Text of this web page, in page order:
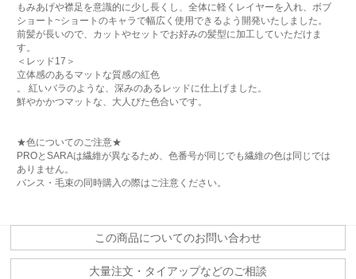
もみあげや襟足を意識的に少し長くし、全体に軽くレイヤーを入れ、ボブ
ショート~ショートのキャラで幅広く使用できるよう開発いたしました。
前髪が長いので、カットやセットでお好みの髪型に加工していただけま
す。
＜レッド17＞
立体感のあるマットな質感の紅色
。 紅いバラのような、深みのあるレッドに仕上げました。
鮮やかかつマットな、大人びた色合いです。
★色についてのご注意★
PROとSARAは繊維が異なるため、色番号が同じでも繊維の色は同じでは
ありません。
バンス・毛束の同時購入の際はご注意ください。
この商品についてのお問い合わせ
大量注文・タイアップなどのご相談